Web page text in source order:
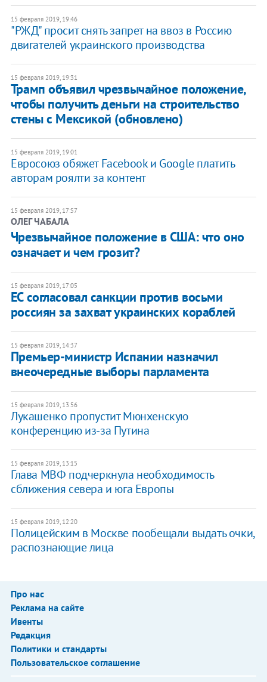
15 февраля 2019, 19:46
"РЖД" просит снять запрет на ввоз в Россию
двигателей украинского производства
15 февраля 2019, 19:31
Трамп объявил чрезвычайное положение,
чтобы получить деньги на строительство
стены с Мексикой (обновлено)
15 февраля 2019, 19:01
Евросоюз обяжет Facebook и Google платить
авторам роялти за контент
15 февраля 2019, 17:57
​ОЛЕГ ЧАБАЛА
Чрезвычайное положение в США: что оно
означает и чем грозит?
15 февраля 2019, 17:05
​ЕС согласовал санкции против восьми
россиян за захват украинских кораблей
15 февраля 2019, 14:37
Премьер-министр Испании назначил
внеочередные выборы парламента
15 февраля 2019, 13:56
Лукашенко пропустит Мюнхенскую
конференцию из-за Путина
15 февраля 2019, 13:15
Глава МВФ подчеркнула необходимость
сближения севера и юга Европы
15 февраля 2019, 12:20
​Полицейским в Москве пообещали выдать очки,
распознающие лица
Про нас
Реклама на сайте
Ивенты
Редакция
Политики и стандарты
Пользовательское соглашение